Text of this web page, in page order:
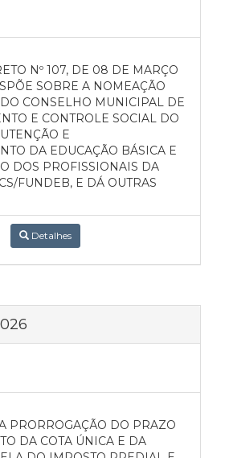
Nº 107, DE 08 DE MARÇO
SOBRE A NOMEAÇÃO
CONSELHO MUNICIPAL DE
E CONTROLE SOCIAL DO
E
DA EDUCAÇÃO BÁSICA E
DOS PROFISSIONAIS DA
FUNDEB, E DÁ OUTRAS
Detalhes
PRORROGAÇÃO DO PRAZO
DA COTA ÚNICA E DA